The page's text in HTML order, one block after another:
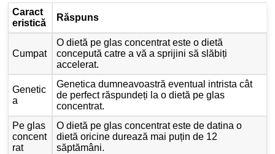
Caract
eristică
Răspuns
Cumpat
O dietă pe glas concentrat este o dietă
concepută catre a vă a sprijini să slăbiți
accelerat.
Genetic
a
Genetica dumneavoastră eventual intrista cât
de perfect răspundeți la o dietă pe glas
concentrat.
Pe glas
concent
rat
O dietă pe glas concentrat este de datina o
dietă oricine durează mai puțin de 12
săptămâni.